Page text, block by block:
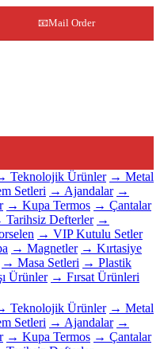
📧Mail Order
Teknolojik Ürünler → Metal
Setleri → Ajandalar →
→ Kupa Termos → Çantalar
Tarihsiz Defterler →
→ VIP Kutulu Setler
→ Magnetler → Kırtasiye
→ Masa Setleri → Plastik
Ürünler → Fırsat Ürünleri
Teknolojik Ürünler → Metal
Setleri → Ajandalar →
→ Kupa Termos → Çantalar